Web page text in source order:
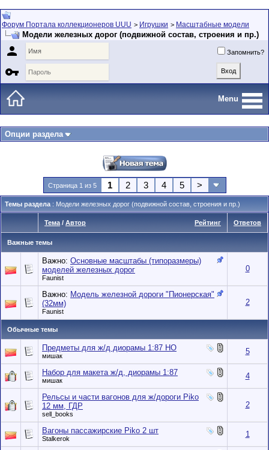
Форум Портала коллекционеров UUU > Игрушки > Масштабные модели
Модели железных дорог (подвижной состав, строения и пр.)
 Запомнить?

Menu
Опции раздела
Страница 1 из 5 1 2 3 4 5 >
Темы раздела : Модели железных дорог (подвижной состав, строения и пр.)
Рейтинг
Тема / Автор Ответов
Важные темы
Важно: Основные масштабы (типоразмеры)
моделей железных дорог
Faunist
0
Важно: Модель железной дороги "Пионерская"
(32мм)
Faunist
2
Обычные темы
Предметы для ж/д диорамы 1:87 HO
мишак 5
Набор для макета ж/д, диорамы 1:87
мишак 4
Рельсы и части вагонов для ж/дороги Piko
12 мм, ГДР
sell_books
2
Вагоны пассажирские Piko 2 шт
Stalkerok 1